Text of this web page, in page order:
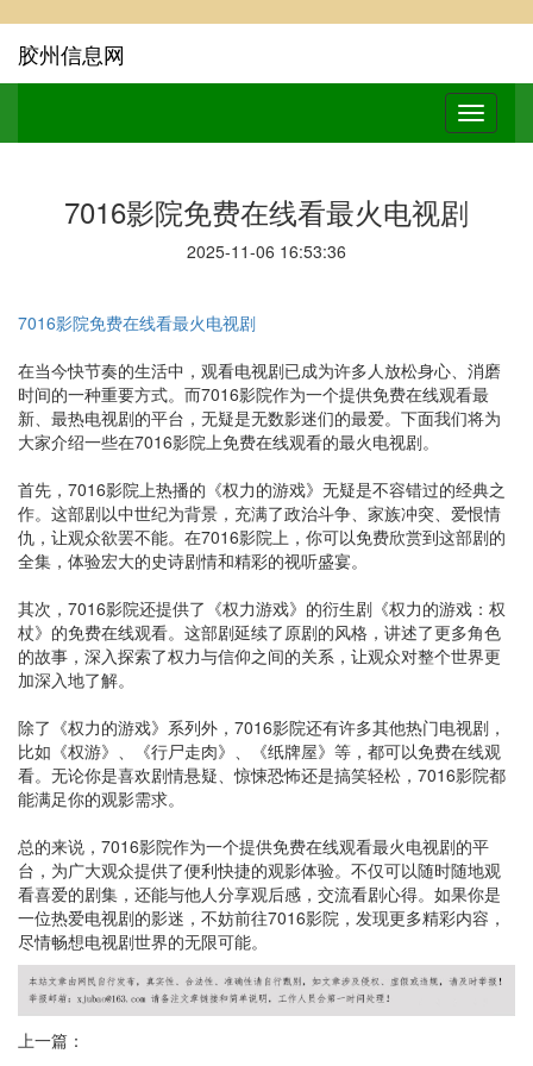
胶州信息网
7016影院免费在线看最火电视剧
2025-11-06 16:53:36
7016影院免费在线看最火电视剧
在当今快节奏的生活中，观看电视剧已成为许多人放松身心、消磨
时间的一种重要方式。而7016影院作为一个提供免费在线观看最
新、最热电视剧的平台，无疑是无数影迷们的最爱。下面我们将为
大家介绍一些在7016影院上免费在线观看的最火电视剧。
首先，7016影院上热播的《权力的游戏》无疑是不容错过的经典之
作。这部剧以中世纪为背景，充满了政治斗争、家族冲突、爱恨情
仇，让观众欲罢不能。在7016影院上，你可以免费欣赏到这部剧的
全集，体验宏大的史诗剧情和精彩的视听盛宴。
其次，7016影院还提供了《权力游戏》的衍生剧《权力的游戏：权
杖》的免费在线观看。这部剧延续了原剧的风格，讲述了更多角色
的故事，深入探索了权力与信仰之间的关系，让观众对整个世界更
加深入地了解。
除了《权力的游戏》系列外，7016影院还有许多其他热门电视剧，
比如《权游》、《行尸走肉》、《纸牌屋》等，都可以免费在线观
看。无论你是喜欢剧情悬疑、惊悚恐怖还是搞笑轻松，7016影院都
能满足你的观影需求。
总的来说，7016影院作为一个提供免费在线观看最火电视剧的平
台，为广大观众提供了便利快捷的观影体验。不仅可以随时随地观
看喜爱的剧集，还能与他人分享观后感，交流看剧心得。如果你是
一位热爱电视剧的影迷，不妨前往7016影院，发现更多精彩内容，
尽情畅想电视剧世界的无限可能。
上一篇：